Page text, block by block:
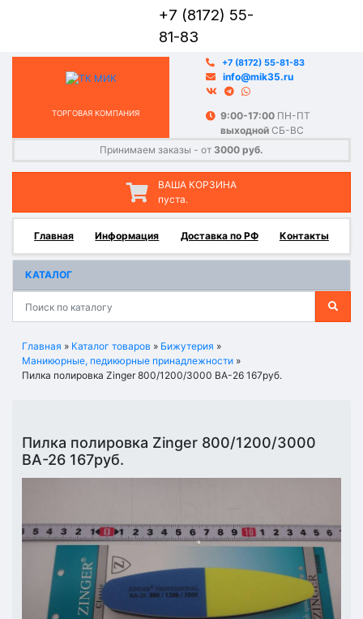
+7 (8172) 55-
81-83
ТОРГОВАЯ КОМПАНИЯ
Принимаем заказы - от 3000 руб.
+7 (8172) 55-81-83
info@mik35.ru
9:00-17:00 ПН-ПТ
выходной СБ-ВС
ВАША КОРЗИНА
пуста.
Главная Информация Доставка по РФ Контакты
КАТАЛОГ
Главная » Каталог товаров » Бижутерия »
Маникюрные, педикюрные принадлежности »
Пилка полировка Zinger 800/1200/3000 ВА-26 167руб.
Пилка полировка Zinger 800/1200/3000
ВА-26 167руб.